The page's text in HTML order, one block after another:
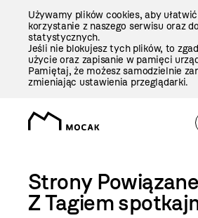
Używamy plików cookies, aby
korzystanie z naszego serwisu oraz
statystycznych.
Jeśli nie blokujesz tych plików, to
użycie oraz zapisanie w pamięci
Pamiętaj, że możesz samodzielnie
zmieniając ustawienia przeglądarki.
Strony Powiązane
Z Tagiem